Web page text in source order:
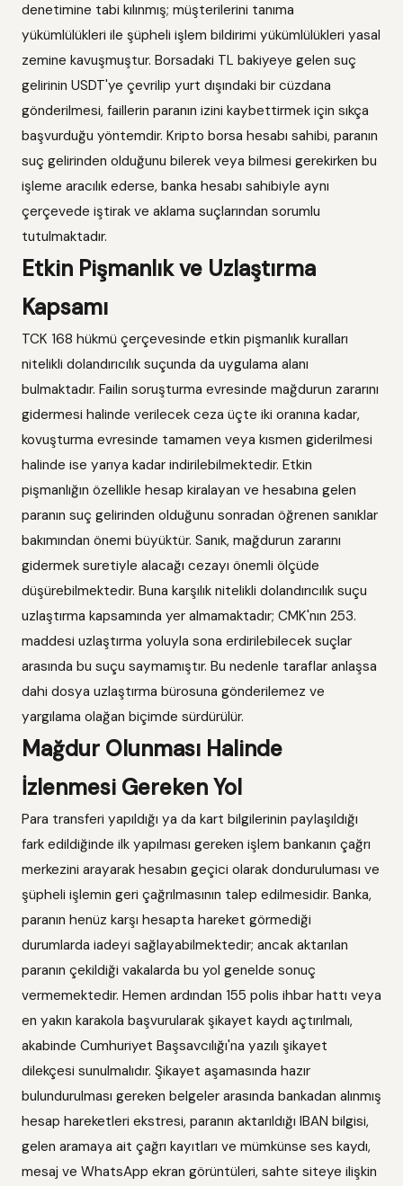
denetimine tabi kılınmış; müşterilerini tanıma
yükümlülükleri ile şüpheli işlem bildirimi yükümlülükleri yasal
zemine kavuşmuştur. Borsadaki TL bakiyeye gelen suç
gelirinin USDT'ye çevrilip yurt dışındaki bir cüzdana
gönderilmesi, faillerin paranın izini kaybettirmek için sıkça
başvurduğu yöntemdir. Kripto borsa hesabı sahibi, paranın
suç gelirinden olduğunu bilerek veya bilmesi gerekirken bu
işleme aracılık ederse, banka hesabı sahibiyle aynı
çerçevede iştirak ve aklama suçlarından sorumlu
tutulmaktadır.
Etkin Pişmanlık ve Uzlaştırma
Kapsamı
TCK 168 hükmü çerçevesinde etkin pişmanlık kuralları
nitelikli dolandırıcılık suçunda da uygulama alanı
bulmaktadır. Failin soruşturma evresinde mağdurun zararını
gidermesi halinde verilecek ceza üçte iki oranına kadar,
kovuşturma evresinde tamamen veya kısmen giderilmesi
halinde ise yarıya kadar indirilebilmektedir. Etkin
pişmanlığın özellikle hesap kiralayan ve hesabına gelen
paranın suç gelirinden olduğunu sonradan öğrenen sanıklar
bakımından önemi büyüktür. Sanık, mağdurun zararını
gidermek suretiyle alacağı cezayı önemli ölçüde
düşürebilmektedir. Buna karşılık nitelikli dolandırıcılık suçu
uzlaştırma kapsamında yer almamaktadır; CMK'nın 253.
maddesi uzlaştırma yoluyla sona erdirilebilecek suçlar
arasında bu suçu saymamıştır. Bu nedenle taraflar anlaşsa
dahi dosya uzlaştırma bürosuna gönderilemez ve
yargılama olağan biçimde sürdürülür.
Mağdur Olunması Halinde
İzlenmesi Gereken Yol
Para transferi yapıldığı ya da kart bilgilerinin paylaşıldığı
fark edildiğinde ilk yapılması gereken işlem bankanın çağrı
merkezini arayarak hesabın geçici olarak donduruluması ve
şüpheli işlemin geri çağrılmasının talep edilmesidir. Banka,
paranın henüz karşı hesapta hareket görmediği
durumlarda iadeyi sağlayabilmektedir; ancak aktarılan
paranın çekildiği vakalarda bu yol genelde sonuç
vermemektedir. Hemen ardından 155 polis ihbar hattı veya
en yakın karakola başvurularak şikayet kaydı açtırılmalı,
akabinde Cumhuriyet Başsavcılığı'na yazılı şikayet
dilekçesi sunulmalıdır. Şikayet aşamasında hazır
bulundurulması gereken belgeler arasında bankadan alınmış
hesap hareketleri ekstresi, paranın aktarıldığı IBAN bilgisi,
gelen aramaya ait çağrı kayıtları ve mümkünse ses kaydı,
mesaj ve WhatsApp ekran görüntüleri, sahte siteye ilişkin